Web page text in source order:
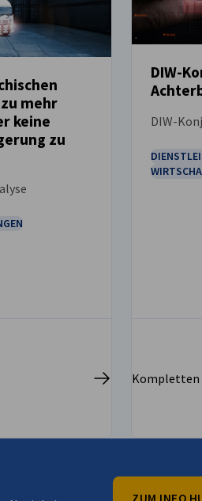
mehr
keine
zu
DIW-
DIW-
Kompletten